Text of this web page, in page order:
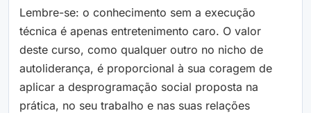
Lembre-se: o conhecimento sem a execução
técnica é apenas entretenimento caro. O valor
deste curso, como qualquer outro no nicho de
autoliderança, é proporcional à sua coragem de
aplicar a desprogramação social proposta na
prática, no seu trabalho e nas suas relações